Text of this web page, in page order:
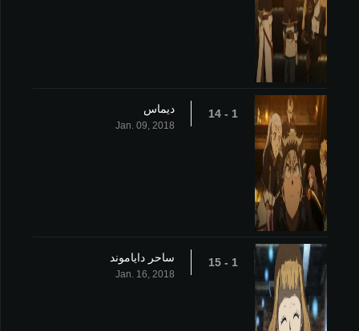
1 - 14 ديماس
Jan. 09, 2018
1 - 15 ساحر داياموند
Jan. 16, 2018